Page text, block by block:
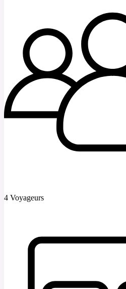
4 Voyageurs